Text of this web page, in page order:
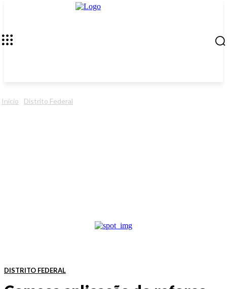
Início Distrito Federal
DISTRITO FEDERAL